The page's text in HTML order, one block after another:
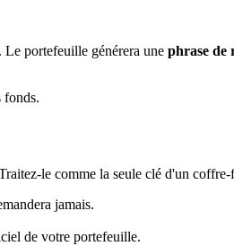
. Le portefeuille générera une phrase de
fonds.
le comme la seule clé d'un coffre-
jamais.
de votre portefeuille.